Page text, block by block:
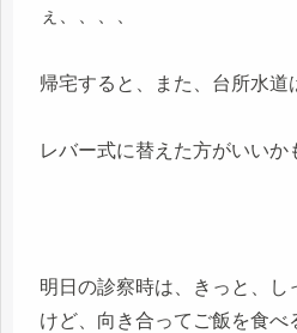
ぇ、、、、
帰宅すると、また、台所水道
レバー式に替えた方がいいか
明日の診察時は、きっと、し
けど、向き合ってご飯を食べ